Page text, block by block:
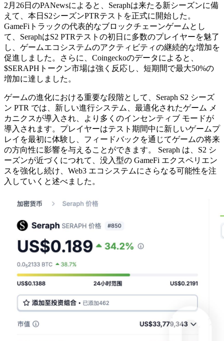
2月26日のPANewsによると、Seraphは来たる新シーズンに備
えて、本日S2シーズンPTRテストを正式に開始した。
GameFiトラックの代表的なブロックチェーンゲームとし
て、SeraphはS2 PTRテストの初日に多数のプレイヤーを魅了
し、ゲームエコシステムのアクティビティの継続的な増加を
促進しました。さらに、Coingeckoのデータによると、
$SERAPHトークン市場は強く反応し、短期間で最大50%の
増加に達しました。
ゲームの進化における重要な段階として、Seraph S2 シーズ
ン PTR では、新しい進行システム、最適化されたゲーム メ
カニクスが導入され、より多くのインセンティブ モードが
導入されます。プレイヤーはテスト期間中に新しいゲームプ
レイを最初に体験し、フィードバックを通じてゲームの将来
の方向性に影響を与えることができます。 Seraph は、S2 シ
ーズンが近づくにつれて、没入型の GameFi エクスペリエン
スを強化し続け、Web3 エコシステムにさらなる可能性を注
入していくと述べました。